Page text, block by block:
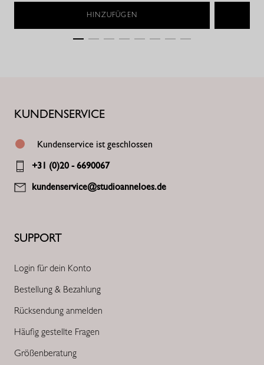
HINZUFÜGEN
SUPPORT
Login für dein Konto
Bestellung & Bezahlung
Rücksendung anmelden
Häufig gestellte Fragen
Größenberatung
KUNDENSERVICE
Kundenservice ist geschlossen
+31 (0)20 - 6690067
kundenservice@studioanneloes.de